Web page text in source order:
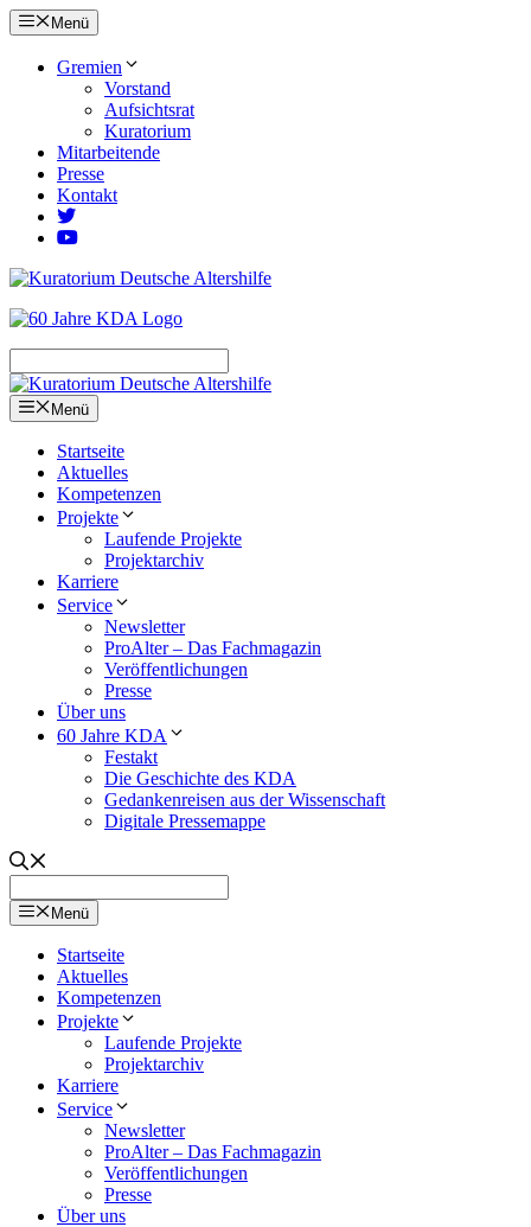
Zum
Inhalt
springen
Menü
Gremien
Vorstand
Aufsichtsrat
Kuratorium
Mitarbeitende
Presse
Kontakt
Menü
Startseite
Aktuelles
Kompetenzen
Projekte
Laufende Projekte
Projektarchiv
Karriere
Service
Newsletter
ProAlter – Das Fachmagazin
Veröffentlichungen
Presse
Über uns
60 Jahre KDA
Festakt
Die Geschichte des KDA
Gedankenreisen aus der Wissenschaft
Digitale Pressemappe
Menü
Startseite
Aktuelles
Kompetenzen
Projekte
Laufende Projekte
Projektarchiv
Karriere
Service
Newsletter
ProAlter – Das Fachmagazin
Veröffentlichungen
Presse
Über uns